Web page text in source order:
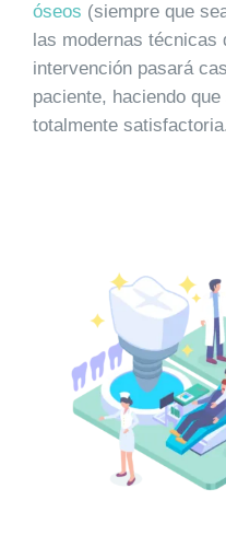
óseos (siempre que
las modernas técnicas
intervención pasará
paciente, haciendo
totalmente satisfactoria.